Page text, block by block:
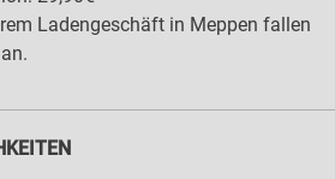
Ladengeschäft in Meppen fallen